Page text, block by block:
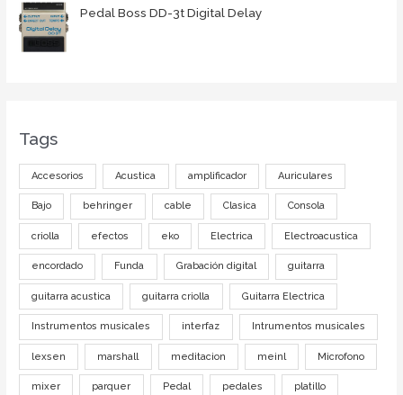
Pedal Boss DD-3t Digital Delay
Tags
Accesorios Acustica amplificador Auriculares
Bajo behringer cable Clasica Consola
criolla efectos eko Electrica Electroacustica
encordado Funda Grabación digital guitarra
guitarra acustica guitarra criolla Guitarra Electrica
Instrumentos musicales interfaz Intrumentos musicales
lexsen marshall meditacion meinl Microfono
mixer parquer Pedal pedales platillo